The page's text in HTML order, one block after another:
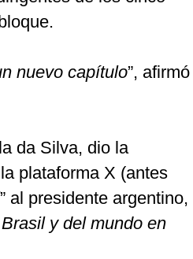
nuevo capítulo”, afirmó
da Silva, dio la
plataforma X (antes
” al presidente argentino,
y del mundo en